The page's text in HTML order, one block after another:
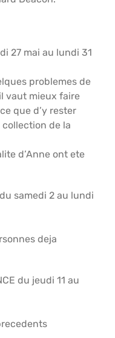
27 mai au lundi 31
problemes de
vaut mieux faire
que d’y rester
collection de la
d’Anne ont ete
du samedi 2 au lundi
deja
du jeudi 11 au